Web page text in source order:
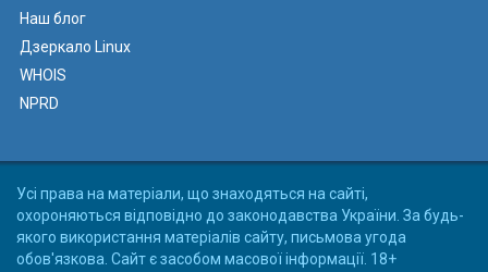
Наш блог
Дзеркало Linux
WHOIS
NPRD
Усі права на матеріали, що знаходяться на сайті,
охороняються відповідно до законодавства України. За будь-
якого використання матеріалів сайту, письмова угода
обов'язкова. Сайт є засобом масової інформації. 18+